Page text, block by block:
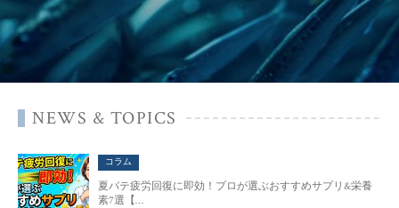
NEWS & TOPICS
コラム
夏バテ疲労回復に即効！プロが選ぶおすすめサプリ&栄養
素7選【…